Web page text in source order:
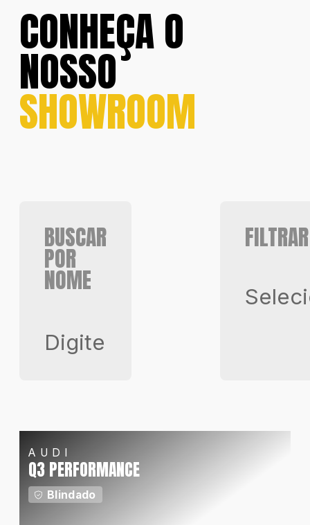
CONHEÇA O
NOSSO
SHOWROOM
BUSCAR
POR
NOME
FILTRAR
AUDI
Q3 PERFORMANCE
Blindado